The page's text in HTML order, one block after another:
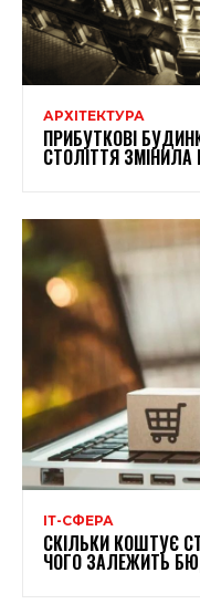
АРХІТЕКТУРА
ПРИБУТКОВІ
СТОЛІТТЯ
ІТ-СФЕРА
СКІЛЬКИ КОШТУЄ
ЧОГО ЗАЛЕЖИТЬ